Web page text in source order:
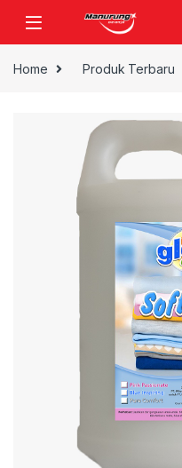
Home Produk Terbaru